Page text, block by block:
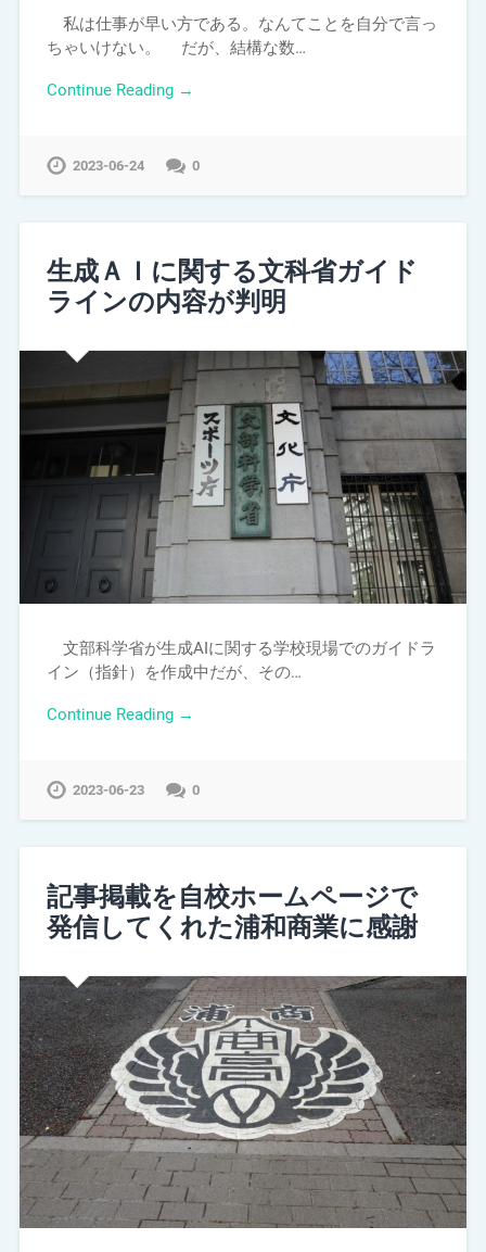
私は仕事が早い方である。なんてことを自分で言っ
ちゃいけない。 だが、結構な数…
Continue Reading →
2023-06-24 0
生成ＡＩに関する文科省ガイド
ラインの内容が判明
文部科学省が生成AIに関する学校現場でのガイドラ
イン（指針）を作成中だが、その…
Continue Reading →
2023-06-23 0
記事掲載を自校ホームページで
発信してくれた浦和商業に感謝